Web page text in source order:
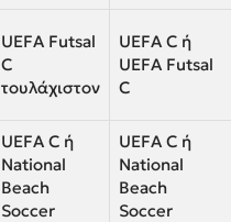
UEFA Futsal
C
τουλάχιστον
UEFA C ή
UEFA Futsal
C
UEFA C ή
National
Beach
Soccer
UEFA C ή
National
Beach
Soccer